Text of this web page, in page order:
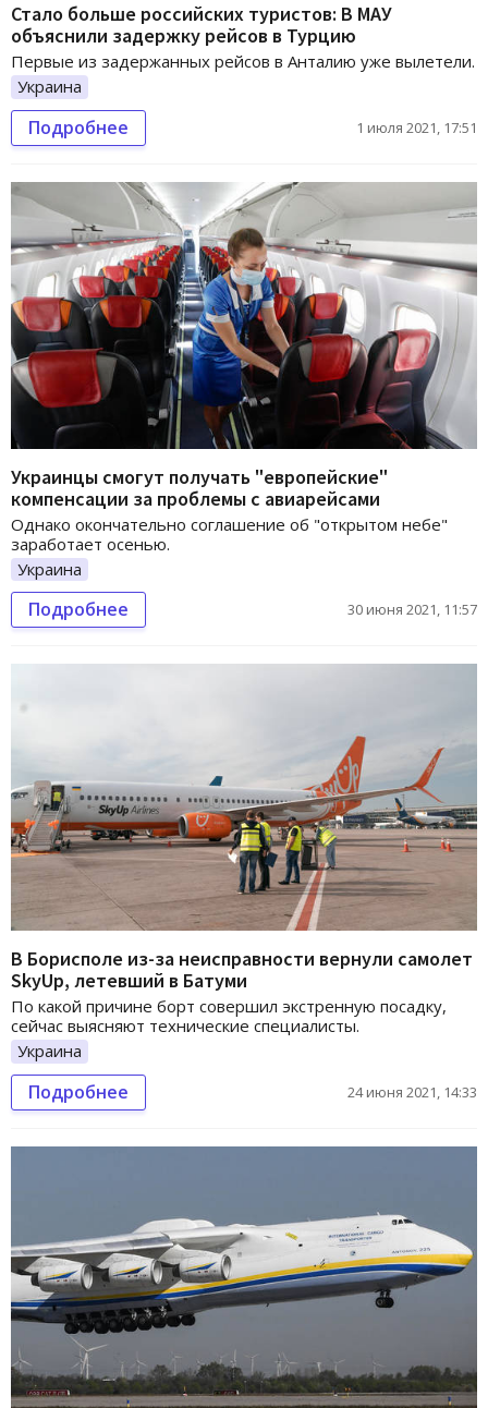
Стало больше российских туристов: В МАУ
объяснили задержку рейсов в Турцию
Первые из задержанных рейсов в Анталию уже вылетели.
Украина
Подробнее 1 июля 2021, 17:51
Украинцы смогут получать "европейские"
компенсации за проблемы с авиарейсами
Однако окончательно соглашение об "открытом небе"
заработает осенью.
Украина
Подробнее 30 июня 2021, 11:57
В Борисполе из-за неисправности вернули самолет
SkyUp, летевший в Батуми
По какой причине борт совершил экстренную посадку,
сейчас выясняют технические специалисты.
Украина
Подробнее 24 июня 2021, 14:33